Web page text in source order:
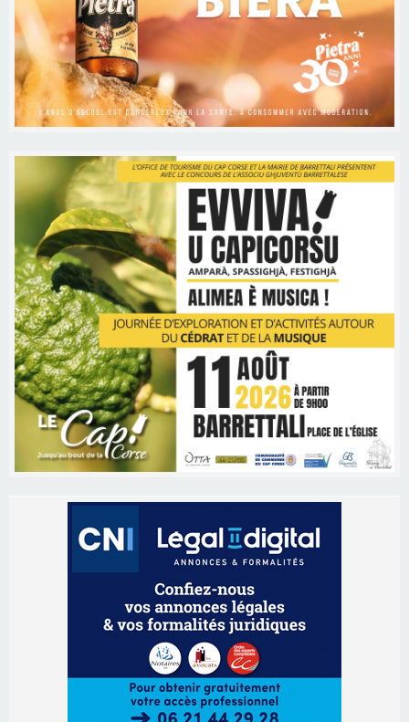
Les brèves
Ucciani – Marché des producteurs à Cruculi le
Corte – L’association A Nuciola organise une
projection sous les étoiles